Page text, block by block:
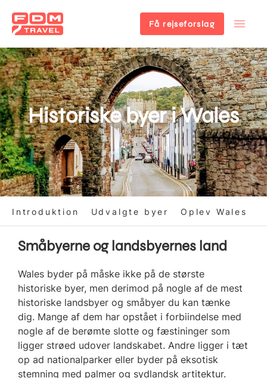
Gå
til
hovedindhold
Få rejseforslag
Historiske byer i Wales
Introduktion Udvalgte byer Oplev Wales
Småbyerne og landsbyernes land
Wales byder på måske ikke på de største
historiske byer, men derimod på nogle af de mest
historiske landsbyer og småbyer du kan tænke
dig. Mange af dem har opstået i forbiindelse med
nogle af de berømte slotte og fæstininger som
ligger strøed udover landskabet. Andre ligger i tæt
op ad nationalparker eller byder på eksotisk
stemning med palmer og sydlandsk artitektur.